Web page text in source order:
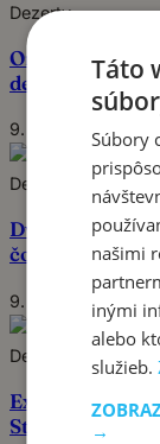
Dezerty
Orechové rezy
dezert s
9. januára 2026
Dezerty
Dvojfarebný
čokoládou a
9. januára 2026
Dezerty
Excelentný
Stačí 30 minút
Táto
Súbory
našimi
inými
alebo
služieb.
→